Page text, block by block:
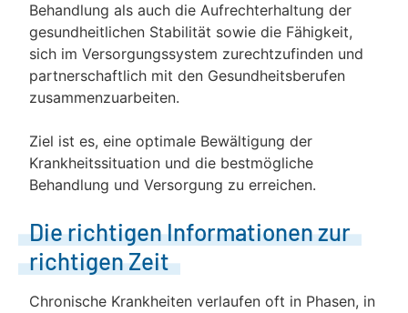
Behandlung als auch die Aufrechterhaltung der
gesundheitlichen Stabilität sowie die Fähigkeit,
sich im Versorgungssystem zurechtzufinden und
partnerschaftlich mit den Gesundheitsberufen
zusammenzuarbeiten.
Ziel ist es, eine optimale Bewältigung der
Krankheitssituation und die bestmögliche
Behandlung und Versorgung zu erreichen.
Die richtigen Informationen zur
richtigen Zeit
Chronische Krankheiten verlaufen oft in Phasen, in